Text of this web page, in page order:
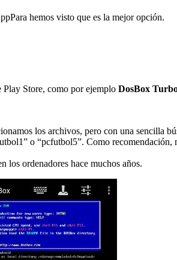
hemos visto que es la mejor opción.
Store, como por ejemplo DosBox
los archivos, pero con una sencilla
o “pcfutbol5”. Como
los ordenadores hace muchos años.